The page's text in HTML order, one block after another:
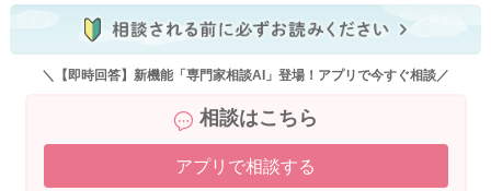
＼【即時回答】新機能「専門家相談AI」登場！アプリで今すぐ相談／
相談はこちら
アプリで相談する